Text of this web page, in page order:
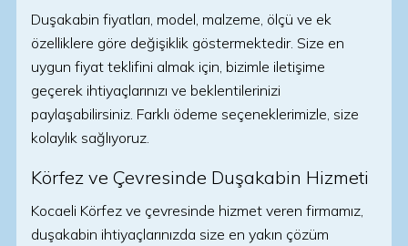
Duşakabin fiyatları, model, malzeme, ölçü ve ek
özelliklere göre değişiklik göstermektedir. Size en
uygun fiyat teklifini almak için, bizimle iletişime
geçerek ihtiyaçlarınızı ve beklentilerinizi
paylaşabilirsiniz. Farklı ödeme seçeneklerimizle, size
kolaylık sağlıyoruz.
Körfez ve Çevresinde Duşakabin Hizmeti
Kocaeli Körfez ve çevresinde hizmet veren firmamız,
duşakabin ihtiyaçlarınızda size en yakın çözüm